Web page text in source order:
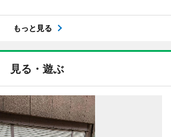
もっと見る
見る・遊ぶ